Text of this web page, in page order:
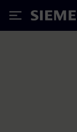
Siemens